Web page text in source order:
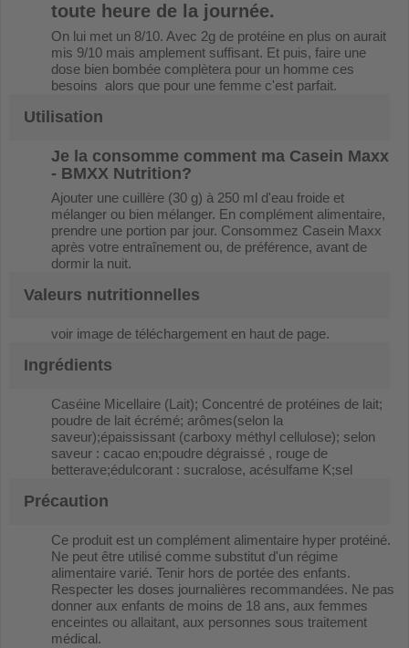
toute heure de la journée.
On lui met un 8/10. Avec 2g de protéine en plus on aurait
mis 9/10 mais amplement suffisant. Et puis, faire une
dose bien bombée complètera pour un homme ces
besoins alors que pour une femme c'est parfait.
Utilisation
Je la consomme comment ma Casein Maxx
- BMXX Nutrition?
Ajouter une cuillère (30 g) à 250 ml d'eau froide et
mélanger ou bien mélanger. En complément alimentaire,
prendre une portion par jour. Consommez Casein Maxx
après votre entraînement ou, de préférence, avant de
dormir la nuit.
Valeurs nutritionnelles
voir image de téléchargement en haut de page.
Ingrédients
Caséine Micellaire (Lait); Concentré de protéines de lait;
poudre de lait écrémé; arômes(selon la
saveur);épaississant (carboxy méthyl cellulose); selon
saveur : cacao en;poudre dégraissé , rouge de
betterave;édulcorant : sucralose, acésulfame K;sel
Précaution
Ce produit est un complément alimentaire hyper protéiné.
Ne peut être utilisé comme substitut d'un régime
alimentaire varié. Tenir hors de portée des enfants.
Respecter les doses journalières recommandées. Ne pas
donner aux enfants de moins de 18 ans, aux femmes
enceintes ou allaitant, aux personnes sous traitement
médical.